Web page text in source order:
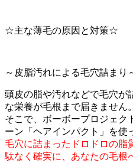
☆主な薄毛の原因と対策☆
～皮脂汚れによる毛穴詰まり
頭皮の脂や汚れなどで毛穴が
な栄養が毛根まで届きません。
そこで、ボーボープロジェク
ーン「ヘアインパクト」を使
毛穴に詰まったドロドロの脂
駄なく確実に、あなたの毛根